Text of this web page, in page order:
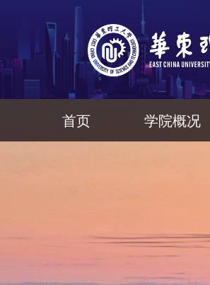
首页 学院概况